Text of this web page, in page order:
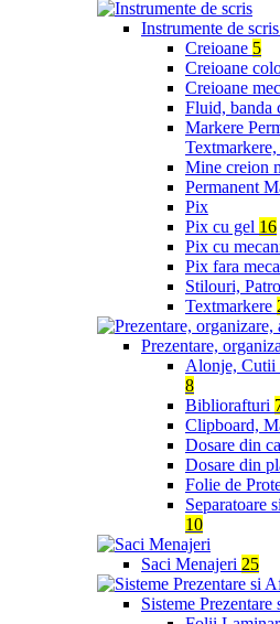
Instrumente de scris
Creioane 5
Creioane
Creioane
Fluid, banda
Markere
Mine creion
Permanent
Pix
Pix cu gel 16
Pix cu
Pix fara
Stilouri,
Textmarkere
Prezentare,
Alonje, Cutii
8
Bibliorafturi
Clipboard,
Dosare din
Dosare din
Folie de
Separatoare
10
Saci Menajeri 25
Sisteme Prezentare